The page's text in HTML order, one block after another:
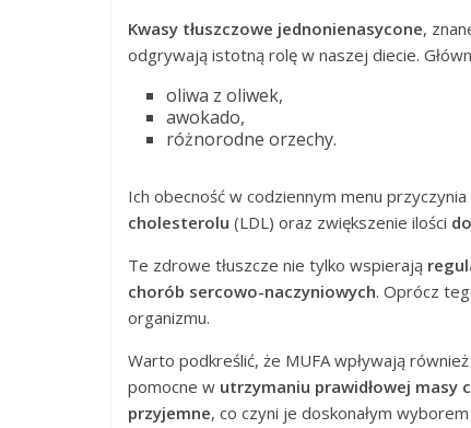
Kwasy tłuszczowe jednonienasycone,
odgrywają istotną rolę w naszej diecie.
oliwa z oliwek,
awokado,
różnorodne orzechy.
Ich obecność w codziennym menu przyczynia
cholesterolu (LDL) oraz zwiększenie ilości
Te zdrowe tłuszcze nie tylko wspierają
chorób sercowo-naczyniowych. Oprócz
organizmu.
Warto podkreślić, że MUFA wpływają
pomocne w utrzymaniu prawidłowej masy
przyjemne, co czyni je doskonałym